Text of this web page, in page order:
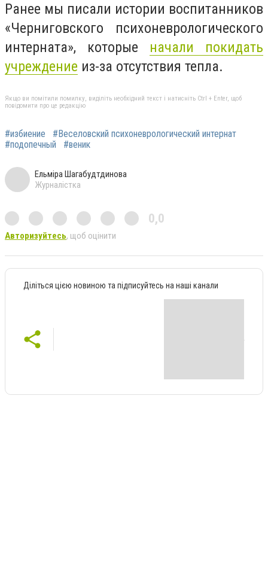
Ранее мы писали истории воспитанников
«Черниговского психоневрологического
интерната», которые начали покидать
учреждение из-за отсутствия тепла.
Якщо ви помітили помилку, виділіть необхідний текст і натисніть Ctrl + Enter, щоб
повідомити про це редакцію
#избиение
#Веселовский психоневрологический интернат
#подопечный
#веник
Ельміра Шагабудтдинова
Журналістка
0,0
Авторизуйтесь, щоб оцінити
Діліться цією новиною та підписуйтесь на наші канали